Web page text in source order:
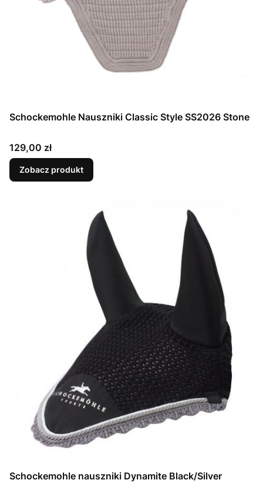
Schockemohle Nauszniki Classic Style SS2026 Stone
Cena
129,00 zł
Zobacz produkt
Schockemohle nauszniki Dynamite Black/Silver